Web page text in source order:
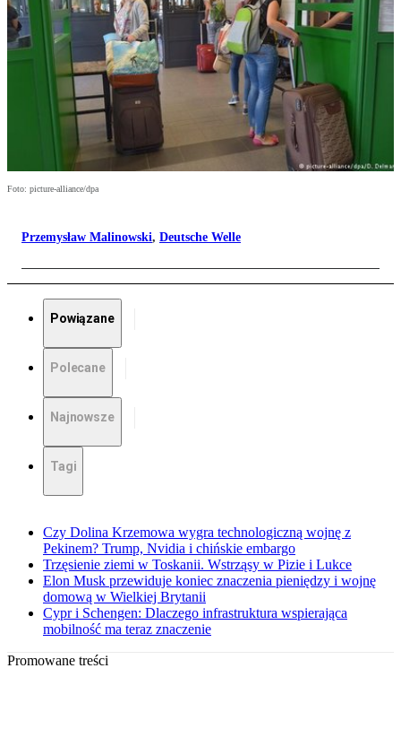
Foto: picture-alliance/dpa
Przemysław Malinowski, Deutsche Welle
Powiązane
Polecane
Najnowsze
Tagi
Czy Dolina Krzemowa wygra technologiczną wojnę z
Pekinem? Trump, Nvidia i chińskie embargo
Trzęsienie ziemi w Toskanii. Wstrząsy w Pizie i Lukce
Elon Musk przewiduje koniec znaczenia pieniędzy i wojnę
domową w Wielkiej Brytanii
Cypr i Schengen: Dlaczego infrastruktura wspierająca
mobilność ma teraz znaczenie
Promowane treści